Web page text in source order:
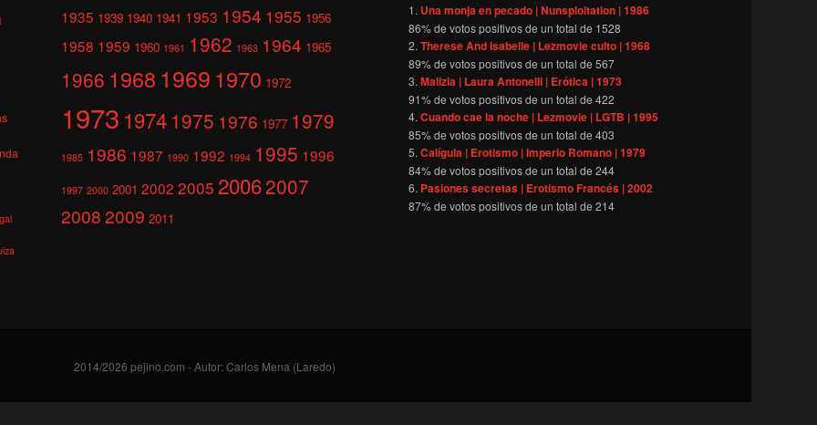
1935 1939 1940 1941 1953 1954 1955 1956
1958 1959 1960 1961 1962 1963 1964 1965
1966 1968 1969 1970 1972
1973 1974 1975 1976 1977 1979
1985 1986 1987 1990 1992 1994 1995 1996
1997 2000 2001 2002 2005 20062007
20082009 2011
Una monja en pecado | Nunsploitation | 1986
86% de votos positivos de un total de 1528
Therese And Isabelle | Lezmovie culto | 1968
89% de votos positivos de un total de567
Malizia | Laura Antonelli | Erótica | 1973
91% de votos positivos de un total de422
Cuando cae la noche | Lezmovie | LGTB | 1995
85% de votos positivos de un total de403
Calígula | Erotismo | Imperio Romano | 1979
84% de votos positivos de un total de244
Pasiones secretas | Erotismo Francés | 2002
87% de votos positivos de un total de214
2014/2026 pejino.com - Autor: Carlos Mena (Laredo)